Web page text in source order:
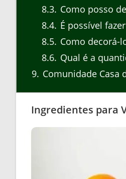
8.3 Como posso
8.4 É possível
8.5 Como decorá-
8.6 Qual é a
9 Comunidade Casa
Ingredientes para